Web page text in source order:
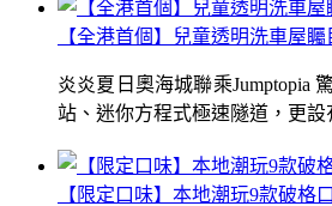
【全港首個】兒童透明洗車屋
炎炎夏日奧海城聯乘Jumptopia
站、迷你方程式極速隧道，更
【限定口味】本地潮玩9款破格